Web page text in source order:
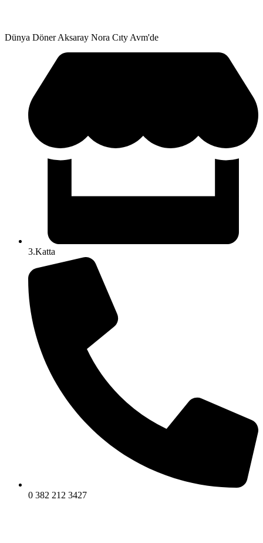
Dünya Döner Aksaray Nora Cıty Avm'de
3.Katta
0 382 212 3427